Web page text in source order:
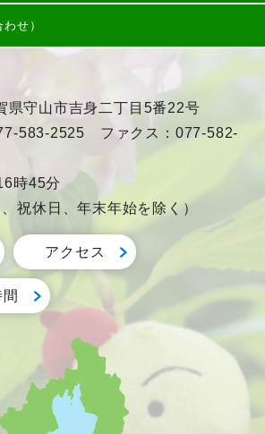
せ）
守山市吉身二丁目5番22号
583-2525 ファクス：077-582-
時45分
祝休日、年末年始を除く）
アクセス